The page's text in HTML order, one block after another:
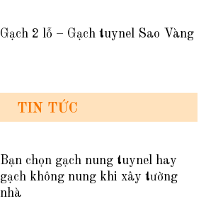
Gạch 2 lỗ – Gạch tuynel Sao Vàng
TIN TỨC
Bạn chọn gạch nung tuynel hay
gạch không nung khi xây tường
nhà